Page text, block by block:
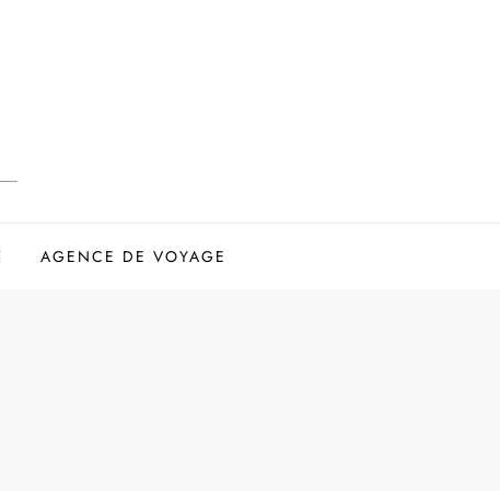
AGENCE DE VOYAGE